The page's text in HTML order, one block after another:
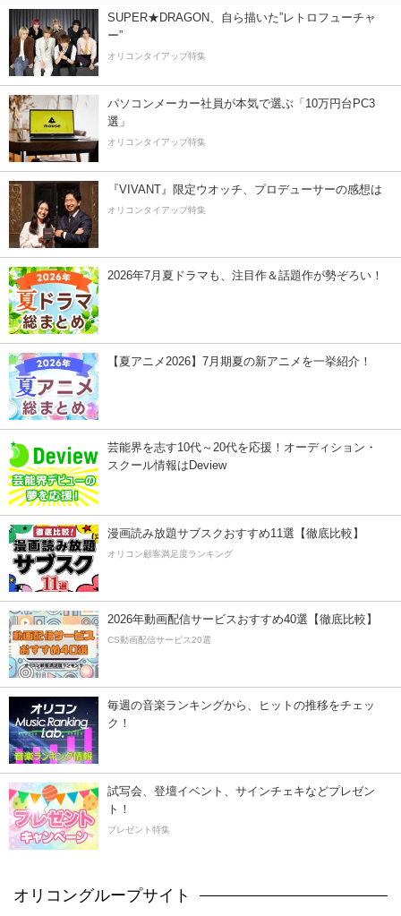
SUPER★DRAGON、自ら描いた”レトロフューチャ
ー”
オリコンタイアップ特集
パソコンメーカー社員が本気で選ぶ「10万円台PC3
選」
オリコンタイアップ特集
『VIVANT』限定ウオッチ、プロデューサーの感想は
オリコンタイアップ特集
2026年7月夏ドラマも、注目作＆話題作が勢ぞろい！
【夏アニメ2026】7月期夏の新アニメを一挙紹介！
芸能界を志す10代～20代を応援！オーディション・
スクール情報はDeview
漫画読み放題サブスクおすすめ11選【徹底比較】
オリコン顧客満足度ランキング
2026年動画配信サービスおすすめ40選【徹底比較】
CS動画配信サービス20選
毎週の音楽ランキングから、ヒットの推移をチェッ
ク！
試写会、登壇イベント、サインチェキなどプレゼン
ト！
プレゼント特集
オリコングループサイト